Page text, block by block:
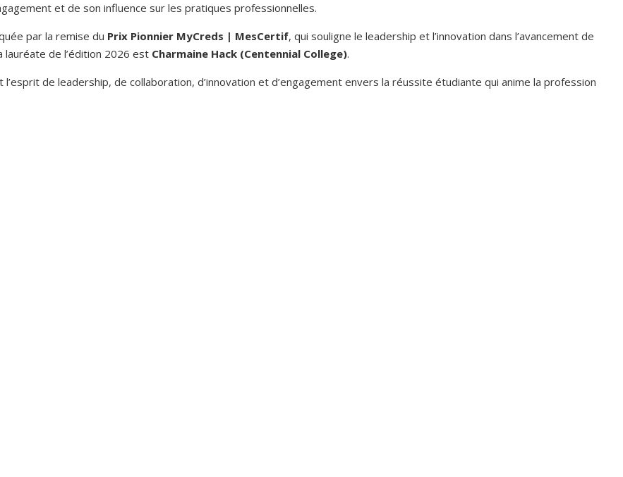
et de son influence sur les pratiques professionnelles.
par la remise du Prix Pionnier MyCreds | MesCertif, qui souligne le leadership et l’innovation dans l’avancement de
lauréate de l’édition 2026 est Charmaine Hack (Centennial College).
de leadership, de collaboration, d’innovation et d’engagement envers la réussite étudiante qui anime la profession